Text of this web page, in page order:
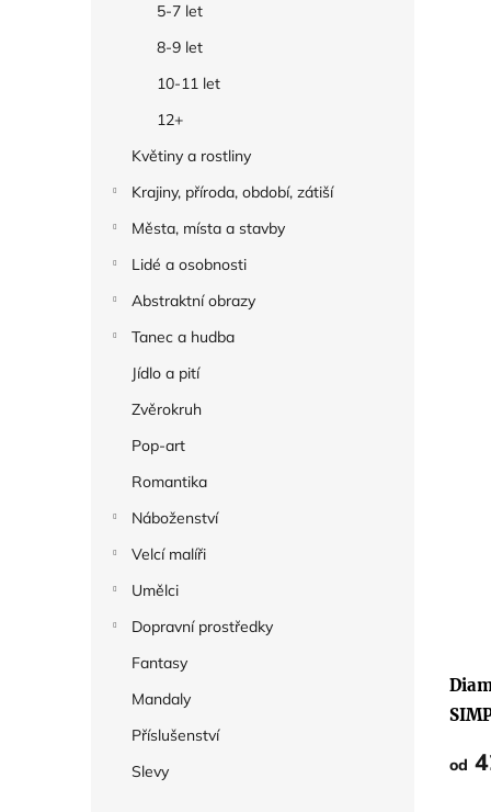
5-7 let
8-9 let
10-11 let
12+
Květiny a rostliny
Krajiny, příroda, období, zátiší
Města, místa a stavby
Lidé a osobnosti
Abstraktní obrazy
Tanec a hudba
Jídlo a pití
Zvěrokruh
Pop-art
Romantika
Náboženství
Velcí malíři
Umělci
Dopravní prostředky
Fantasy
Mandaly
Příslušenství
Slevy
od